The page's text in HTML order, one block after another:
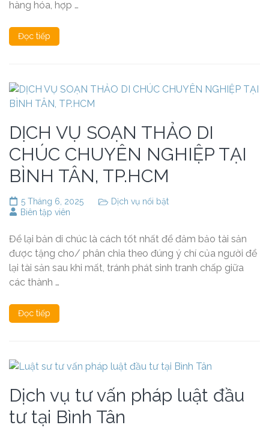
hàng hóa, hợp …
Đọc tiếp
DỊCH VỤ SOẠN THẢO DI
CHÚC CHUYÊN NGHIỆP TẠI
BÌNH TÂN, TP.HCM
5 Tháng 6, 2025
Dịch vụ nổi bật
Biên tập viên
Để lại bản di chúc là cách tốt nhất để đảm bảo tài sản
được tặng cho/ phân chia theo đúng ý chí của người để
lại tài sản sau khi mất, tránh phát sinh tranh chấp giữa
các thành …
Đọc tiếp
Dịch vụ tư vấn pháp luật đầu
tư tại Bình Tân